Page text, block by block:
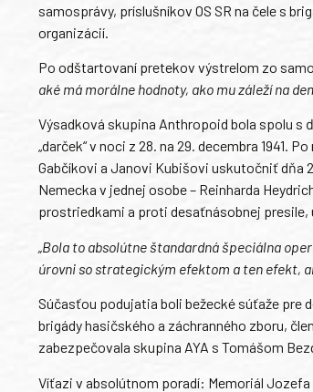
samosprávy, príslušníkov OS SR na čele s
organizácií.
Po odštartovaní pretekov výstrelom zo
aké má morálne hodnoty, ako mu záleží na
Výsadková skupina Anthropoid bola spolu s
„darček“ v noci z 28. na 29. decembra
Gabčíkovi a Janovi Kubišovi uskutočniť dňa
Nemecka v jednej osobe – Reinharda
prostriedkami a proti desaťnásobnej presile,
„Bola to absolútne štandardná špeciálna
úrovni so strategickým efektom a ten efekt,
Súčasťou podujatia boli bežecké súťaže pre
brigády hasičského a záchranného zboru,
zabezpečovala skupina AYA s Tomášom
Víťazi v absolútnom poradí: Memoriál Jozefa